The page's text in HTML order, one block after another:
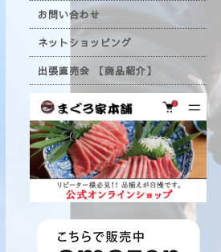
お問い合わせ
ネットショッピング
出張直売会 【商品紹介】